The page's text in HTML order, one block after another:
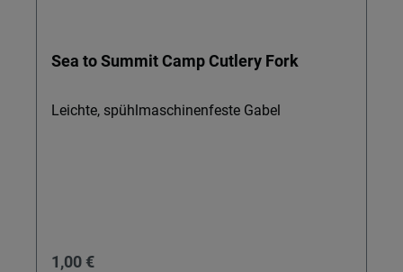
Sea to Summit Camp Cutlery Fork
Leichte, spühlmaschinenfeste Gabel
Regulärer Preis:
1,00 €